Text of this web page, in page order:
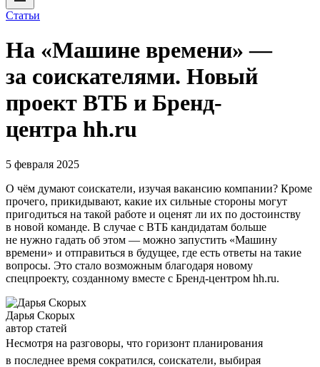
Статьи
На «Машине времени» —
за соискателями. Новый
проект ВТБ и Бренд-
центра hh.ru
5 февраля 2025
О чём думают соискатели, изучая вакансию компании? Кроме
прочего, прикидывают, какие их сильные стороны могут
пригодиться на такой работе и оценят ли их по достоинству
в новой команде. В случае с ВТБ кандидатам больше
не нужно гадать об этом — можно запустить «Машину
времени» и отправиться в будущее, где есть ответы на такие
вопросы. Это стало возможным благодаря новому
спецпроекту, созданному вместе с Бренд-центром hh.ru.
Дарья Скорых
автор статей
Несмотря на разговоры, что горизонт планирования
в последнее время сократился, соискатели, выбирая